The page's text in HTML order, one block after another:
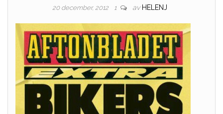
20 december, 2012 1 av HELENJ